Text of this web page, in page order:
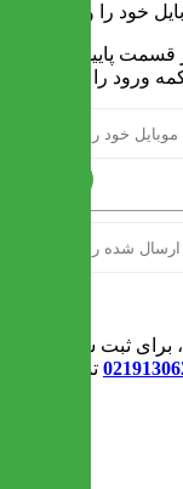
برای ثبت سفارش و یا
تماس بگیرید